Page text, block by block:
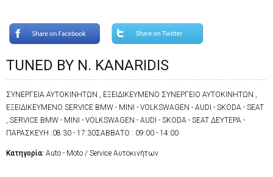
TUNED BY N. KANARIDIS
ΣΥΝΕΡΓΕΙΑ ΑΥΤΟΚΙΝΗΤΩΝ , ΕΞΕΙΔΙΚΕΥΜΕΝΟ ΣΥΝΕΡΓΕΙΟ ΑΥΤΟΚΙΝΗΤΩΝ ,
ΕΞΕΙΔΙΚΕΥΜΕΝΟ SERVICE BMW - MINI - VOLKSWAGEN - AUDI - SKODA - SEAT
, SERVICE BMW - MINI - VOLKSWAGEN - AUDI - SKODA - SEAT ΔΕΥΤΕΡΑ -
ΠΑΡΑΣΚΕΥΗ :08:30 - 17:30ΣΑΒΒΑΤΟ : 09:00 - 14:00
Κατηγορία: Auto - Moto / Service Αυτοκινήτων